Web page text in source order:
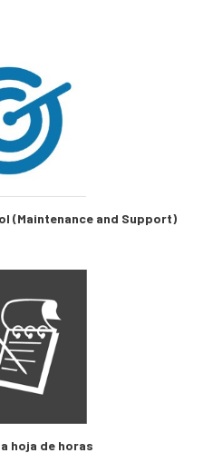
(Maintenance and Support)
hoja de horas